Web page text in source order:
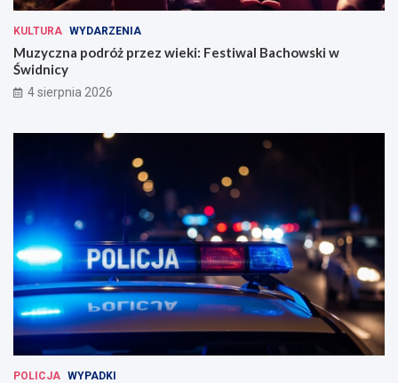
KULTURA WYDARZENIA
Muzyczna podróż przez wieki: Festiwal Bachowski w
Świdnicy
4 sierpnia 2026
POLICJA WYPADKI